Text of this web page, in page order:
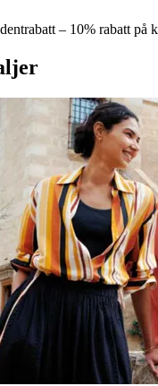
– 10% rabatt på